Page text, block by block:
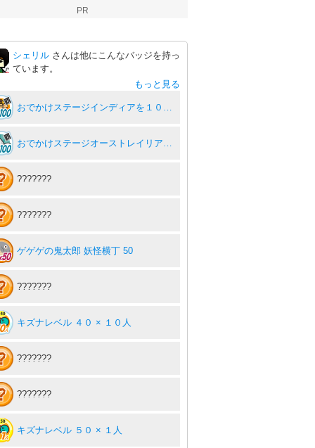
PR
シェリル さんは他にこんなバッジを持っ
ています。
もっと見る
おでかけステージインディアを１００回達成度１００％
おでかけステージオーストレイリアを１００回達成度１００％
???????
???????
ゲゲゲの鬼太郎 妖怪横丁 50
???????
キズナレベル ４０ × １０人
???????
???????
キズナレベル ５０ × １人